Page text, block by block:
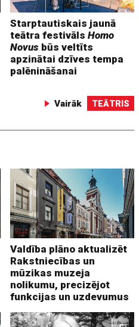
Starptautiskais jaunā
teātra festivālsHomo
Novus būs veltīts
apzinātai dzīves tempa
palēnināšanai
Vairāk TEĀTRIS
Valdība plāno aktualizēt
Rakstniecības un
mūzikas muzeja
nolikumu, precizējot
funkcijas un uzdevumus